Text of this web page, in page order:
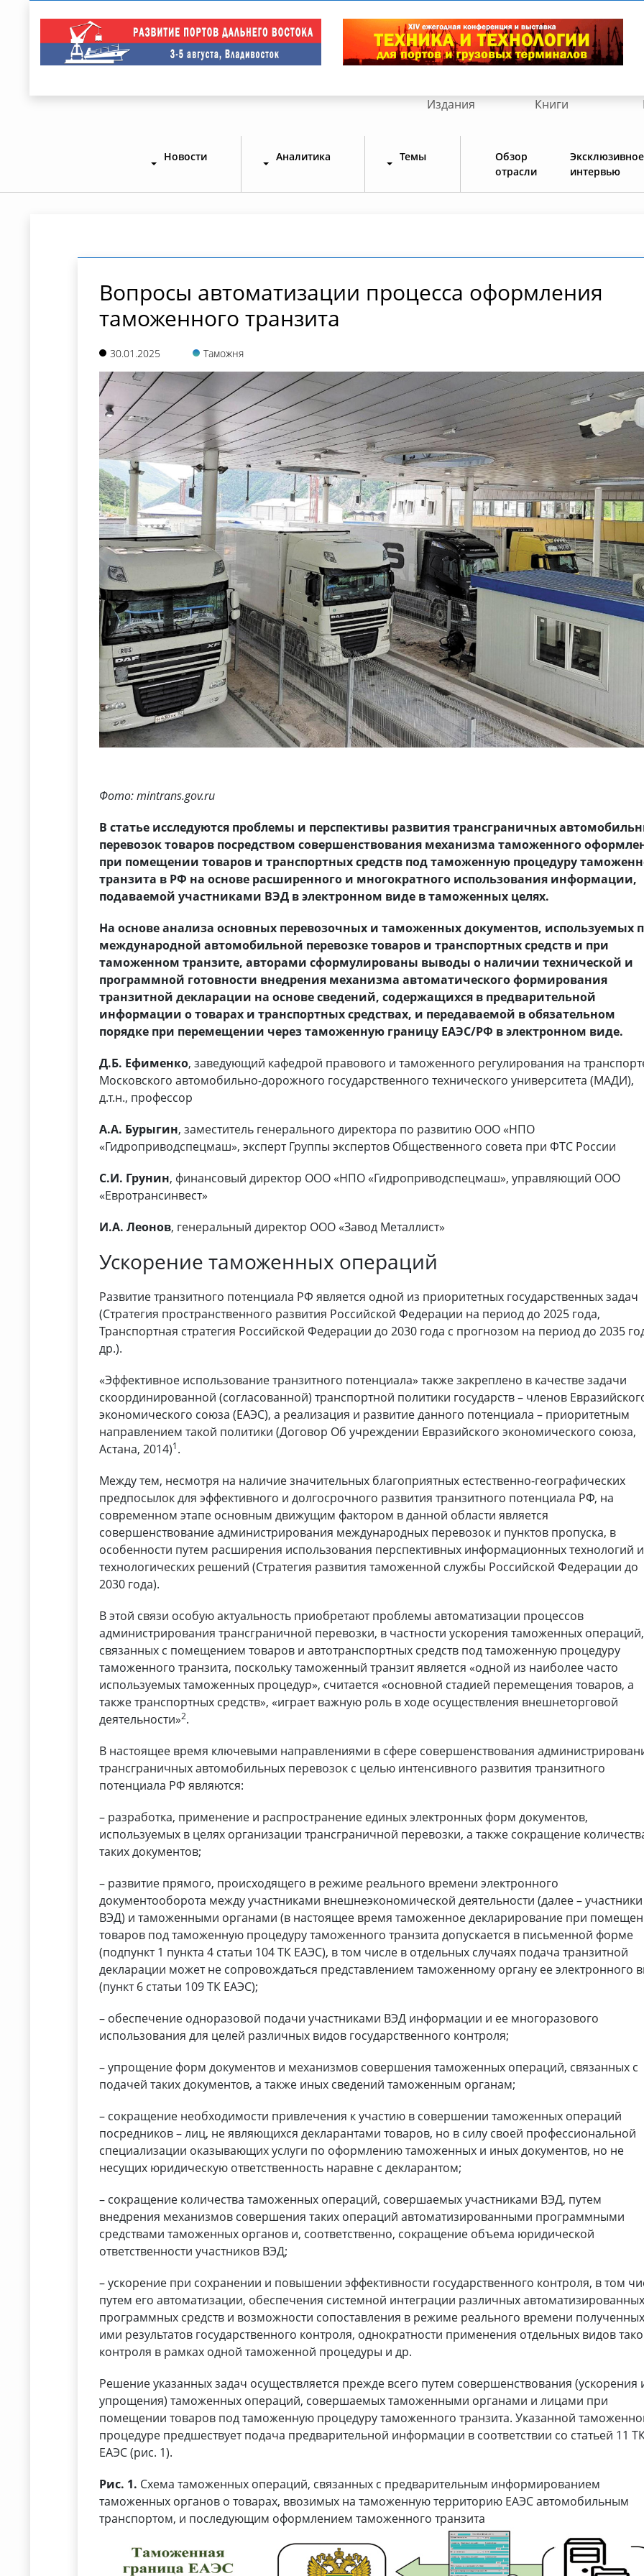
Издания Книги
Новости Аналитика Темы
Обзор
отрасли
Эксклюзивное
интервью
Вопросы автоматизации процесса оформления
таможенного транзита
30.01.2025 Таможня
Фото: mintrans.gov.ru
В статье исследуются проблемы и перспективы развития трансграничных
перевозок товаров посредством совершенствования механизма таможенного
при помещении товаров и транспортных средств под таможенную процедуру
транзита в РФ на основе расширенного и многократного использования информации,
подаваемой участниками ВЭД в электронном виде в таможенных целях.
На основе анализа основных перевозочных и таможенных документов, используемых
международной автомобильной перевозке товаров и транспортных средств и при
таможенном транзите, авторами сформулированы выводы о наличии технической и
программной готовности внедрения механизма автоматического формирования
транзитной декларации на основе сведений, содержащихся в предварительной
информации о товарах и транспортных средствах, и передаваемой в обязательном
порядке при перемещении через таможенную границу ЕАЭС/РФ в электронном виде.
Д.Б. Ефименко, заведующий кафедрой правового и таможенного регулирования на
Московского автомобильно-дорожного государственного технического университета (МАДИ),
д.т.н., профессор
А.А. Бурыгин, заместитель генерального директора по развитию ООО «НПО
«Гидроприводспецмаш», эксперт Группы экспертов Общественного совета при ФТС России
С.И. Грунин, финансовый директор ООО «НПО «Гидроприводспецмаш», управляющий ООО
«Евротрансинвест»
И.А. Леонов, генеральный директор ООО «Завод Металлист»
Ускорение таможенных операций
Развитие транзитного потенциала РФ является одной из приоритетных государственных задач
(Стратегия пространственного развития Российской Федерации на период до 2025 года,
Транспортная стратегия Российской Федерации до 2030 года с прогнозом на период до 2035
др.).
«Эффективное использование транзитного потенциала» также закреплено в качестве задачи
скоординированной (согласованной) транспортной политики государств – членов
экономического союза (ЕАЭС), а реализация и развитие данного потенциала – приоритетным
направлением такой политики (Договор Об учреждении Евразийского экономического союза,
Астана, 2014)1.
Между тем, несмотря на наличие значительных благоприятных естественно-географических
предпосылок для эффективного и долгосрочного развития транзитного потенциала РФ, на
современном этапе основным движущим фактором в данной области является
совершенствование администрирования международных перевозок и пунктов пропуска, в
особенности путем расширения использования перспективных информационных технологий и
технологических решений (Стратегия развития таможенной службы Российской Федерации до
2030 года).
В этой связи особую актуальность приобретают проблемы автоматизации процессов
администрирования трансграничной перевозки, в частности ускорения таможенных операций,
связанных с помещением товаров и автотранспортных средств под таможенную процедуру
таможенного транзита, поскольку таможенный транзит является «одной из наиболее часто
используемых таможенных процедур», считается «основной стадией перемещения товаров, а
также транспортных средств», «играет важную роль в ходе осуществления внешнеторговой
деятельности»2.
В настоящее время ключевыми направлениями в сфере совершенствования
трансграничных автомобильных перевозок с целью интенсивного развития транзитного
потенциала РФ являются:
– разработка, применение и распространение единых электронных форм документов,
используемых в целях организации трансграничной перевозки, а также сокращение
таких документов;
– развитие прямого, происходящего в режиме реального времени электронного
документооборота между участниками внешнеэкономической деятельности (далее – участники
ВЭД) и таможенными органами (в настоящее время таможенное декларирование при
товаров под таможенную процедуру таможенного транзита допускается в письменной форме
(подпункт 1 пункта 4 статьи 104 ТК ЕАЭС), в том числе в отдельных случаях подача транзитной
декларации может не сопровождаться представлением таможенному органу ее электронного
(пункт 6 статьи 109 ТК ЕАЭС);
– обеспечение одноразовой подачи участниками ВЭД информации и ее многоразового
использования для целей различных видов государственного контроля;
– упрощение форм документов и механизмов совершения таможенных операций, связанных с
подачей таких документов, а также иных сведений таможенным органам;
– сокращение необходимости привлечения к участию в совершении таможенных операций
посредников – лиц, не являющихся декларантами товаров, но в силу своей профессиональной
специализации оказывающих услуги по оформлению таможенных и иных документов, но не
несущих юридическую ответственность наравне с декларантом;
– сокращение количества таможенных операций, совершаемых участниками ВЭД, путем
внедрения механизмов совершения таких операций автоматизированными программными
средствами таможенных органов и, соответственно, сокращение объема юридической
ответственности участников ВЭД;
– ускорение при сохранении и повышении эффективности государственного контроля, в том
путем его автоматизации, обеспечения системной интеграции различных
программных средств и возможности сопоставления в режиме реального времени
ими результатов государственного контроля, однократности применения отдельных видов
контроля в рамках одной таможенной процедуры и др.
Решение указанных задач осуществляется прежде всего путем совершенствования (ускорения
упрощения) таможенных операций, совершаемых таможенными органами и лицами при
помещении товаров под таможенную процедуру таможенного транзита. Указанной
процедуре предшествует подача предварительной информации в соответствии со статьей 11
ЕАЭС (рис. 1).
Рис. 1. Схема таможенных операций, связанных с предварительным информированием
таможенных органов о товарах, ввозимых на таможенную территорию ЕАЭС автомобильным
транспортом, и последующим оформлением таможенного транзита